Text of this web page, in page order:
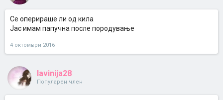
Се оперираше ли од кила
Јас имам папучна после породување
4 октомври 2016
lavinija28
Популарен член